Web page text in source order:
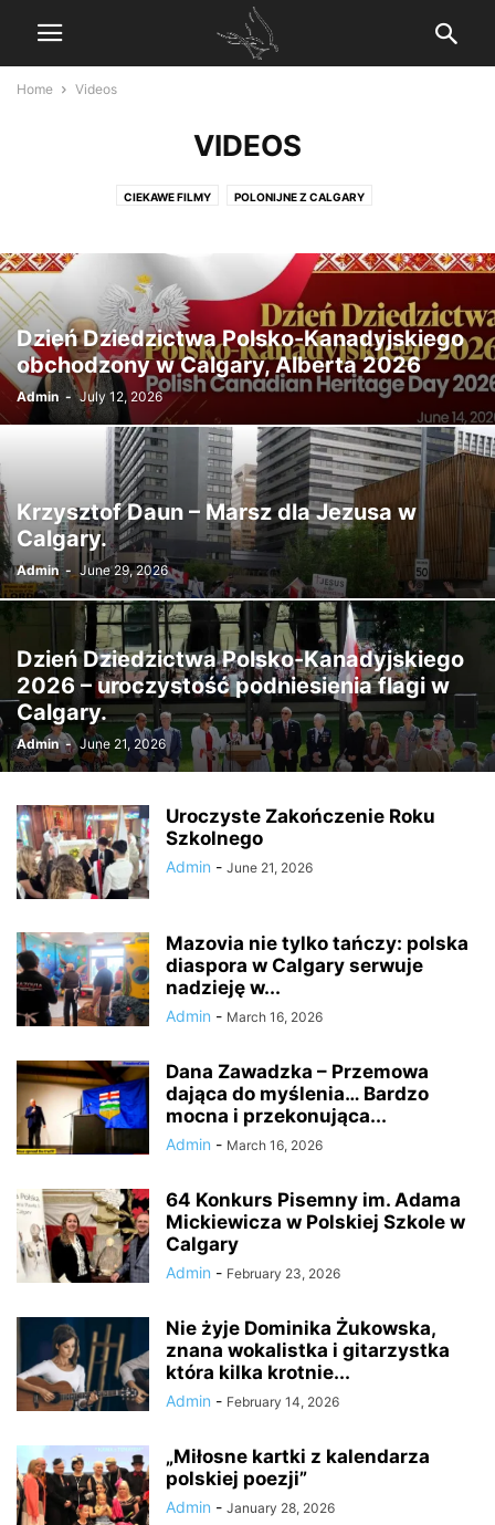
Home Videos
VIDEOS
CIEKAWE FILMY POLONIJNE Z CALGARY
Dzień Dziedzictwa Polsko-Kanadyjskiego
obchodzony w Calgary, Alberta 2026
Admin - July 12, 2026
Krzysztof Daun – Marsz dla Jezusa w
Calgary.
Admin - June 29, 2026
Dzień Dziedzictwa Polsko-Kanadyjskiego
2026 – uroczystość podniesienia flagi w
Calgary.
Admin - June 21, 2026
Uroczyste Zakończenie Roku
Szkolnego
Admin - June 21, 2026
Mazovia nie tylko tańczy: polska
diaspora w Calgary serwuje
nadzieję w...
Admin - March 16, 2026
Dana Zawadzka – Przemowa
dająca do myślenia… Bardzo
mocna i przekonująca...
Admin - March 16, 2026
64 Konkurs Pisemny im. Adama
Mickiewicza w Polskiej Szkole w
Calgary
Admin - February 23, 2026
Nie żyje Dominika Żukowska,
znana wokalistka i gitarzystka
która kilka krotnie...
Admin - February 14, 2026
„Miłosne kartki z kalendarza
polskiej poezji”
Admin - January 28, 2026